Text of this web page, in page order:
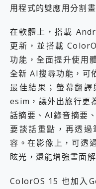
用程式的雙應用分割
在軟體上，搭載
更新，並搭載
功能，全面提升使用
全新 AI搜尋功能，可
最佳結果；螢幕翻
esim，讓外出旅行更
話摘要、AI錄音摘要
要談話重點，再透
容。在影像上，可透
眩光，還能增強畫面
ColorOS 15 也加入